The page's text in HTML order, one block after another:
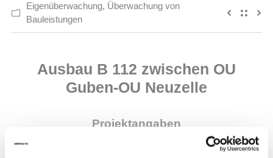
Eigenüberwachung, Überwachung von
Bauleistungen
Ausbau B 112 zwischen OU
Guben-OU Neuzelle
Projektangaben